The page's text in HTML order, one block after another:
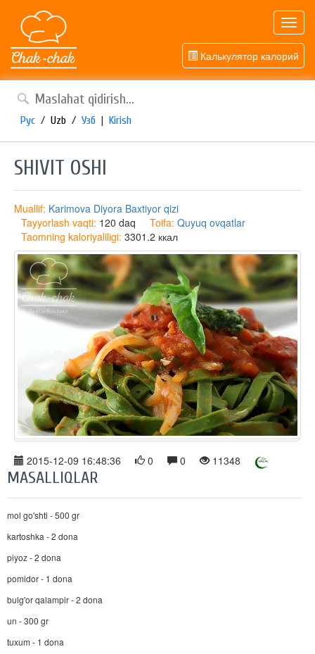
Калькулятор калорий
Рус / Uzb / Узб | Kirish
SHIVIT OSHI
Muallif: Karimova Diyora Baxtiyor qizi
Tayyorlash vaqti: 120 daq Toifa: Quyuq ovqatlar
Taomning kaloriyaliligi: 3301.2 ккал
2015-12-09 16:48:36 0 0 11348
MASALLIQLAR
mol go'shti - 500 gr
kartoshka - 2 dona
piyoz - 2 dona
pomidor - 1 dona
bulg'or qalampir - 2 dona
un - 300 gr
tuxum - 1 dona